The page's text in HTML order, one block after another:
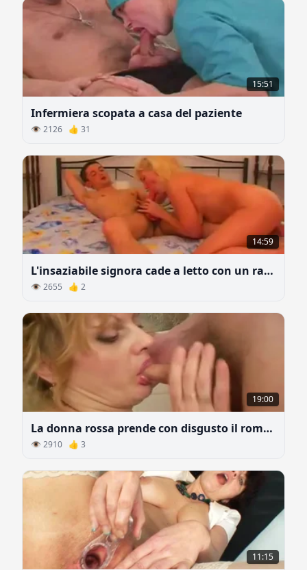
15:51
Infermiera scopata a casa del paziente
👁 2126 👍 31
14:59
L'insaziabile signora cade a letto con un ragazzo
👁 2655 👍 2
19:00
La donna rossa prende con disgusto il rompollo del figliastro
👁 2910 👍 3
11:15